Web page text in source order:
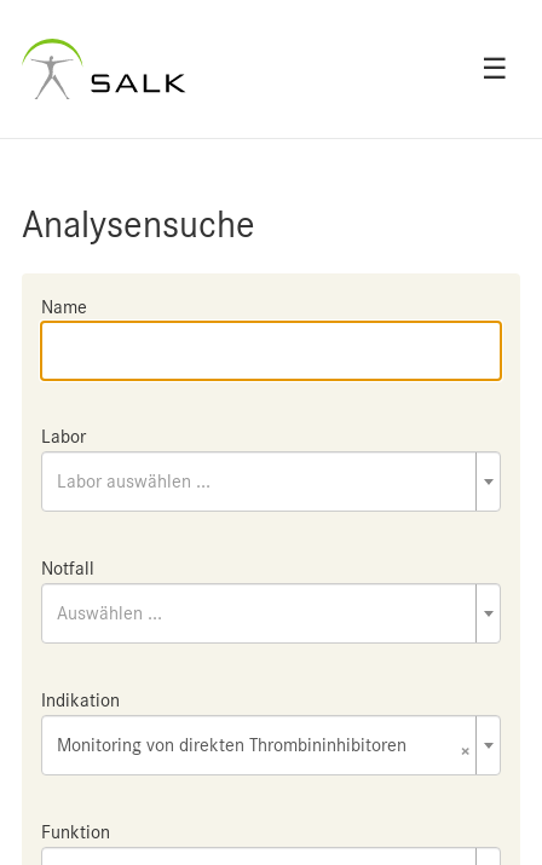
☰
Analysensuche
Name
Labor
Labor auswählen ...
Notfall
Auswählen ...
Indikation
×
Monitoring von direkten Thrombininhibitoren
Funktion